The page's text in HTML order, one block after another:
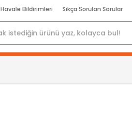
Havale Bildirimleri Sıkça Sorulan Sorular